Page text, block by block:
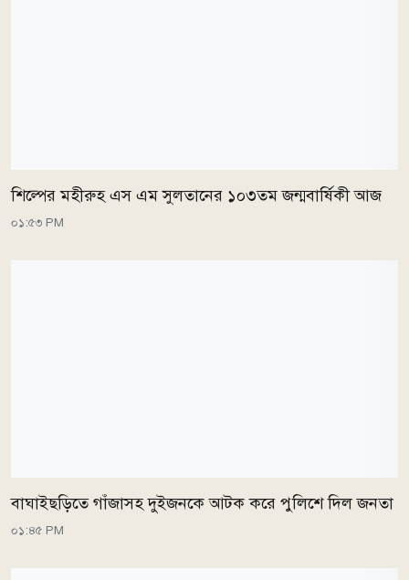
শিল্পের মহীরুহ এস এম সুলতানের ১০৩তম জন্মবার্ষিকী আজ
০১:৫৩ PM
বাঘাইছড়িতে গাঁজাসহ দুইজনকে আটক করে পুলিশে দিল জনতা
০১:৪৫ PM